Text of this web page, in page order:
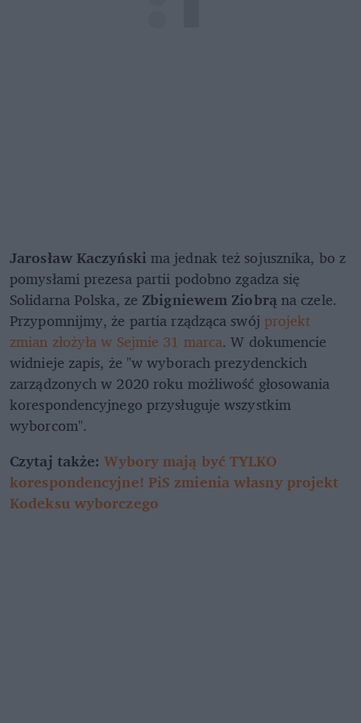
Jarosław Kaczyńskima jednak też sojusznika, bo z
pomysłami prezesa partii podobno zgadza się
Solidarna Polska, ze Zbigniewem Ziobrąna czele.
Przypomnijmy, że partia rządząca swój projekt
zmian złożyła w Sejmie 31 marca. W dokumencie
widnieje zapis, że "w wyborach prezydenckich
zarządzonych w 2020 roku możliwość głosowania
korespondencyjnego przysługuje wszystkim
wyborcom".
Czytaj także:Wybory mają być TYLKO
korespondencyjne! PiS zmienia własny projekt
Kodeksu wyborczego